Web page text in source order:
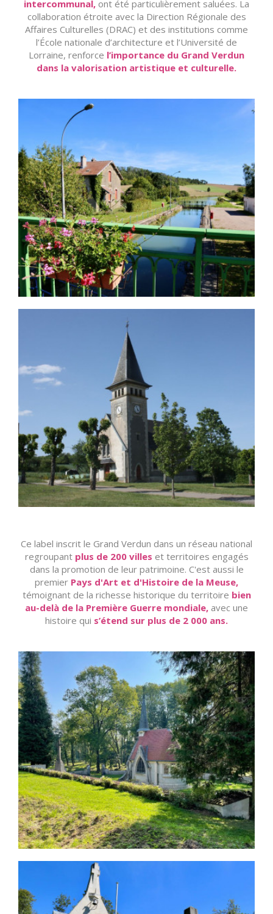
intercommunal, ont été particulièrement saluées. La
collaboration étroite avec la Direction Régionale des
Affaires Culturelles (DRAC) et des institutions comme
l’École nationale d’architecture et l’Université de
Lorraine, renforce l’importance du Grand Verdun
dans la valorisation artistique et culturelle.
Ce label inscrit le Grand Verdun dans un réseau national
regroupant plus de 200 villes et territoires engagés
dans la promotion de leur patrimoine. C'est aussi le
premier Pays d'Art et d'Histoire de la Meuse,
témoignant de la richesse historique du territoire bien
au-delà de la Première Guerre mondiale, avec une
histoire qui s’étend sur plus de 2 000 ans.